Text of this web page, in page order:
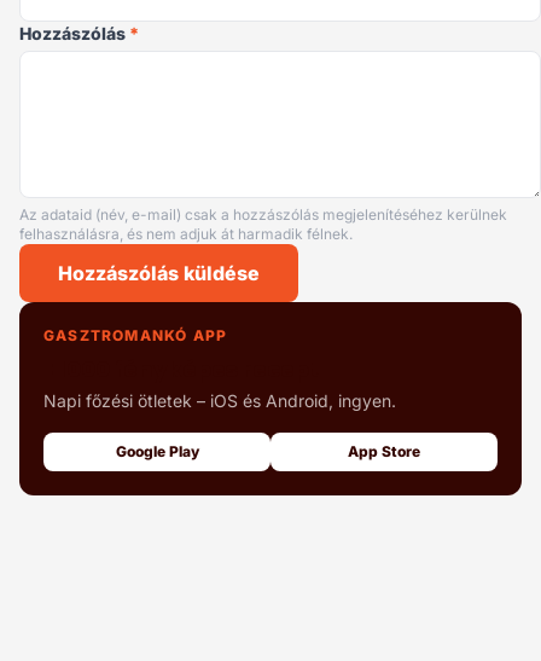
Hozzászólás *
Az adataid (név, e-mail) csak a hozzászólás megjelenítéséhez kerülnek
felhasználásra, és nem adjuk át harmadik félnek.
Hozzászólás küldése
GASZTROMANKÓ APP
Napi főzési ötletek – iOS és Android, ingyen.
Google Play App Store